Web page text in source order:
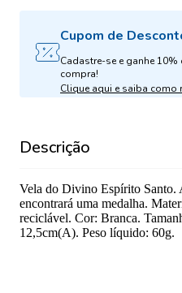
Cupom de
Cadastre-se e ganhe 10%
compra!
Clique aqui e saiba como
Descrição
Vela do Divino Espírito Santo.
encontrará uma medalha.
reciclável. Cor: Branca.
12,5cm(A). Peso líquido: 60g.